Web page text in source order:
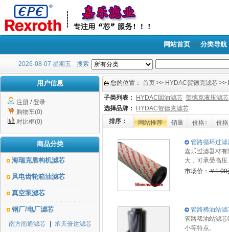
网站首页 分类导航
2026-08-07 星期五 搜索
用户信息
注册 /登录
购物车(0)
对比框(0)
商品分类
海瑞克盾构机滤芯
风电齿轮箱油滤芯
真空泵滤芯
钢厂/电厂滤芯
南方南通滤芯
承天倍达滤芯
您的位置： 首页 >> HYDAC贺德克滤芯 >>
子类列表： HYDAC回油滤芯 贺德克液压滤芯
选择品牌：
HYDAC贺德克滤芯
排序：
网站推荐 销量 价格↑ 价
管路循环过
嘉乐过滤器材
大，可承受高
市场价： ￥1.00
管路稀油站
管路稀油站滤
小等特点。